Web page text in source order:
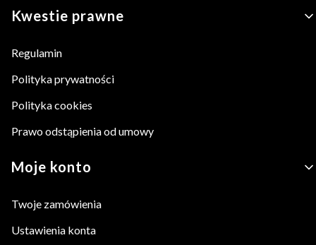
Kwestie prawne
Regulamin
Polityka prywatności
Polityka cookies
Prawo odstąpienia od umowy
Moje konto
Twoje zamówienia
Ustawienia konta